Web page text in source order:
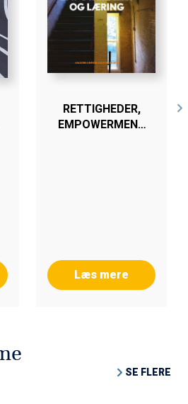
RETTIGHEDER,
EMPOWERMENT
Læs mere
SE FLERE